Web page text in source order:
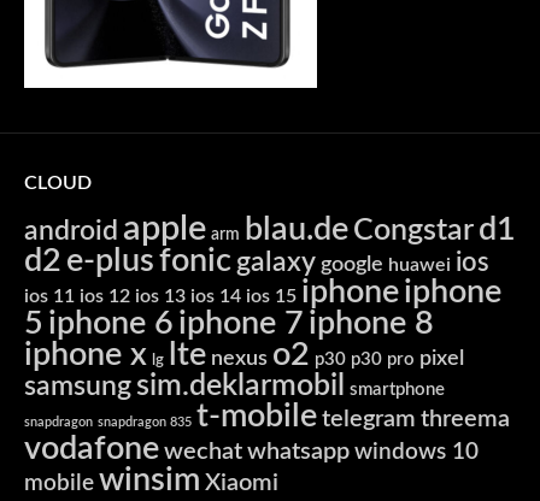
CLOUD
android apple arm blau.de Congstar d1
d2 e-plusfonic galaxy google huawei ios
ios 11 ios 12 ios 13 ios 14 ios 15 iphoneiphone
5 iphone 6 iphone 7 iphone 8
iphone x lg lte nexus o2 p30 p30 pro pixel
samsung sim.deklarmobil smartphone
snapdragon snapdragon 835 t-mobile telegram threema
vodafone wechat whatsapp windows 10
mobile winsim Xiaomi